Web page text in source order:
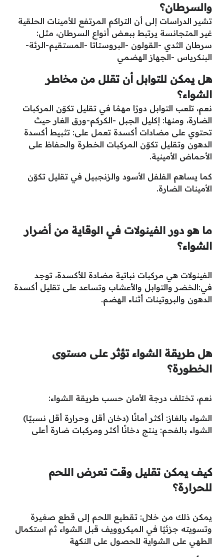
والسرطان؟
تشير الدراسات إلى أن التراكم المرتفع للأمينات الحلقية
غير المتجانسة يرتبط ببعض أنواع السرطان، مثل:
سرطان الثدي -القولون -البروستاتا -المستقيم-الرئة-
البنكرياس -الجهاز الهضمي
هل يمكن للتوابل أن تقلل من مخاطر
الشواء؟
نعم، تلعب التوابل دورًا مهمًا في تقليل تكوّن المركبات
الضارة، ومنها: إكليل الجبل -الكركم-ورق الغار حيث
تحتوي على مضادات أكسدة تعمل على: تثبيط أكسدة
الدهون وتقليل تكوّن المركبات الخطرة والحفاظ على
الأحماض الأمينية.
كما يساهم الفلفل الأسود والزنجبيل في تقليل تكوّن
الأمينات الضارة.
ما هو دور الفينولات في الوقاية من أضرار
الشواء؟
الفينولات هي مركبات نباتية مضادة للأكسدة، توجد
في:الخضر والتوابل والأعشاب وتساعد على تقليل أكسدة
الدهون والبروتينات أثناء الهضم.
هل طريقة الشواء تؤثر على مستوى
الخطورة؟
نعم، تختلف درجة الأمان حسب طريقة الشواء:
الشواء بالغاز: أكثر أمانًا (دخان أقل وحرارة أقل نسبيًا)
الشواء بالفحم: ينتج دخانًا أكثر ومركبات ضارة أعلى
كيف يمكن تقليل وقت تعرض اللحم
للحرارة؟
يمكن ذلك من خلال: تقطيع اللحم إلى قطع صغيرة
وتسويته جزئيًا في الميكروويف قبل الشواء ثم استكمال
الطهي على الشواية للحصول على النكهة